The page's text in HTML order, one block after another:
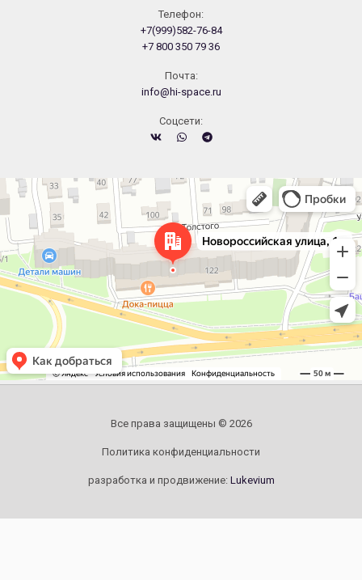
Телефон:
+7(999)582-76-84
+7 800 350 79 36
Почта:
info@hi-space.ru
Cоцсети:
Челябинск
Новороссийская улица, 122 — Яндекс.Карты
Все права защищены © 2026
Политика конфиденциальности
разработка и продвижение: Lukevium